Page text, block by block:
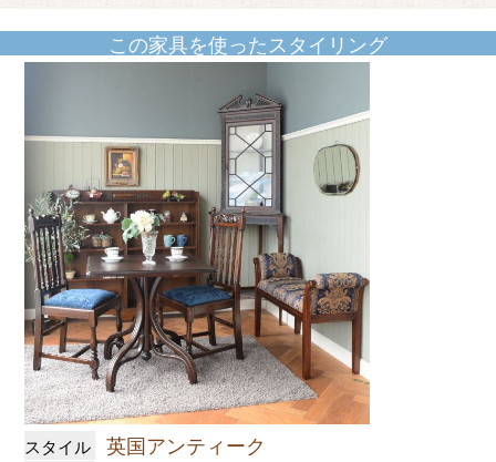
この家具を使ったスタイリング
スタイル
英国アンティーク